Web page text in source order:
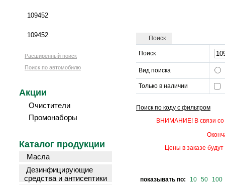
Расширенный поиск
Поиск по автомобилю
Акции
Очистители
Промонаборы
Каталог продукции
Масла
Дезинфицирующие
средства и антисептики
Поиск
Поиск
Вид поиска
Только в наличии
Поиск по коду с фильтром
ВНИМАНИЕ! В связи со
Цены в заказе
показывать по: 10 50 100